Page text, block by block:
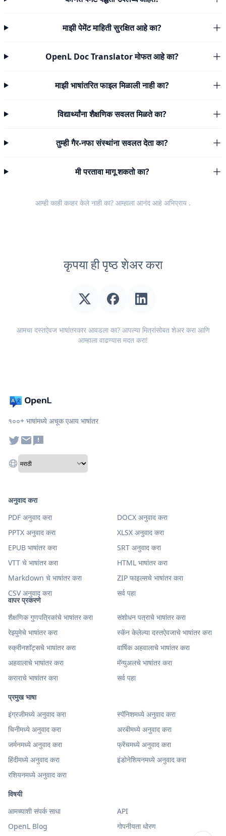
माझी पेमेंट माहिती सुरक्षित आहे का?
OpenL Doc Translator मोफत आहे का?
माझी भाषांतरित फाइल मिळाली नाही का?
विद्यार्थ्यांना शैक्षणिक सवलत मिळते का?
तुम्ही गैर-नफा संस्थांना सवलत देता का?
मी परतावा मागू शकतो का?
आम्ही काही कव्हर केले नाही का? आम्हाला आनंद आहे अभिप्राय .
कृपया ही पृष्ठ शेअर करा
आमचा दस्तऐवज भाषांतरकार आवडला का? आपल्या मित्रांसोबत शेअर करा आणि
आम्हाला वाढण्यास मदत करा!
१००+ भाषांमध्ये अचूक एआय भाषांतर
वापर प्रकरणे
शैक्षणिक गुणपत्रिकांचे भाषांतर करा
संशोधन पत्राचे भाषांतर करा
रेझ्युमेचे भाषांतर करा
स्कॅन केलेल्या दस्तऐवजाचे भाषांतर करा
स्क्रीनशॉट्सचे भाषांतर करा
वार्षिक अहवालाचे भाषांतर करा
अहवालाचे भाषांतर करा
मॅन्युअलचे भाषांतर करा
कराराचे भाषांतर करा
सर्व पहा
प्रमुख भाषा
इंग्रजीमध्ये अनुवाद करा
स्पॅनिशमध्ये अनुवाद करा
चिनीमध्ये अनुवाद करा
अरबीमध्ये अनुवाद करा
जर्मनमध्ये अनुवाद करा
फ्रेंचमध्ये अनुवाद करा
हिंदीमध्ये अनुवाद करा
इंडोनेशियनमध्ये अनुवाद करा
रशियनमध्ये अनुवाद करा
अनुवाद करा
PDF अनुवाद करा
DOCX अनुवाद करा
PPTX अनुवाद करा
XLSX अनुवाद करा
EPUB भाषांतर करा
SRT अनुवाद करा
VTT चे भाषांतर करा
HTML भाषांतर करा
Markdown चे भाषांतर करा
ZIP फाइल्सचे भाषांतर करा
CSV अनुवाद करा
सर्व पहा
विषयी
आमच्याशी संपर्क साधा
API
OpenL Blog
गोपनीयता धोरण